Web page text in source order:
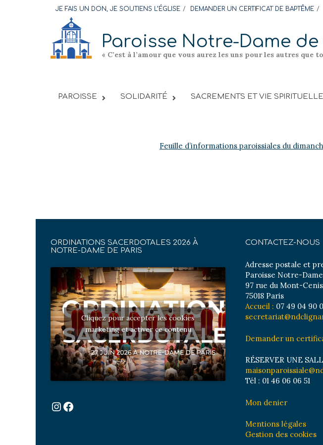
content
JE FAIS UN DON, JE SOUTIENS L’ÉGLISE DEMANDER UN CERTIFICAT DE BAPTÊME
Paroisse Notre-Dame
« C’est à l’amour que vous aurez les uns pour les autres
PAROISSE SOLIDARITÉ SACREMENTS ET VIE SPIRITUELLE
Feuille d’informations paroissiales du
ORDINATIONS SACERDOTALES 2026 À
NOTRE-DAME DE PARIS
Cliquez pour accepter les cookies
marketing et activer ce contenu
Instagram
Facebook
CONTACTEZ-NOUS
Adresse postale et
Paroisse Notre-
97 rue du Mont-Cenis
75018 Paris
Accueil : 07 49 04 90
Demander un
RÉSERVER UNE
Tél : 01 46 06 06 51
Mon denier
Mentions légales
Gestion des cookies